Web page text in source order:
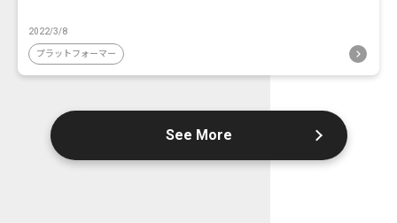
2022/3/8
プラットフォーマー
See More